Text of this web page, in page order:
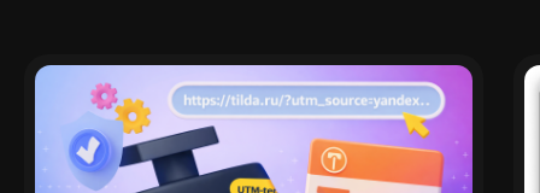
ОСНОВНОЕ ИНФОРМАЦИЯ